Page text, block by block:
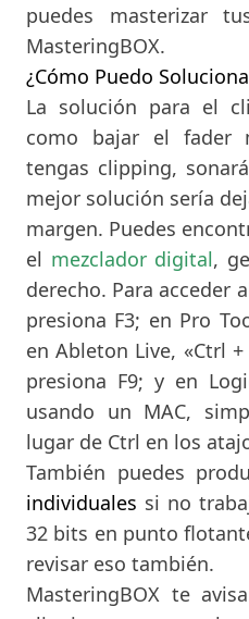
puedes masterizar
MasteringBOX.
¿Cómo Puedo
La solución para el
como bajar el fader
tengas clipping,
mejor solución sería
margen. Puedes
el mezclador digital,
derecho. Para acceder
presiona F3; en Pro
en Ableton Live, «Ctrl
presiona F9; y en
usando un MAC,
lugar de Ctrl en los
También puedes
individuales si no
32 bits en punto
revisar eso también.
MasteringBOX te